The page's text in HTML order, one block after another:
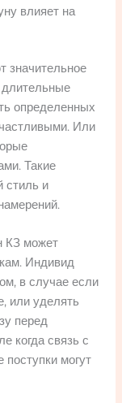
влияет на
значительное
определенных
Или
Такие
стиль и
КЗ может
Индивид
в случае если
или уделять
перед
когда связь с
могут